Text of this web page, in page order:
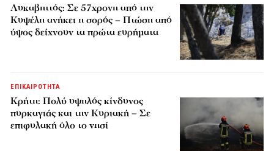
Λυκαβηττός: Σε 57χρονη από την
Κυψέλη ανήκει η σορός – Πτώση από
ύψος δείχνουν τα πρώτα ευρήματα
ΕΠΙΚΑΙΡΟΤΗΤΑ
Κρήτη: Πολύ υψηλός κίνδυνος
πυρκαγιάς και την Κυριακή – Σε
επιφυλακή όλο το νησί